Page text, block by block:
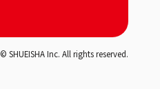
© SHUEISHA Inc. All rights reserved.